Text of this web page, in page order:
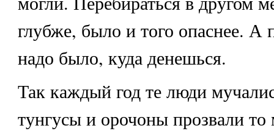
глубже, было и того опаснее. А
надо было, куда денешься.
Так каждый год те люди
тунгусы и орочоны прозвали